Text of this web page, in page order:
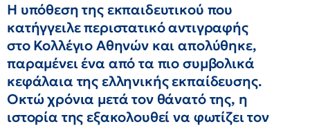
Η υπόθεση της εκπαιδευτικού που
κατήγγειλε περιστατικό αντιγραφής
στο Κολλέγιο Αθηνών και απολύθηκε,
παραμένει ένα από τα πιο συμβολικά
κεφάλαια της ελληνικής εκπαίδευσης.
Οκτώ χρόνια μετά τον θάνατό της, η
ιστορία της εξακολουθεί να φωτίζει τον